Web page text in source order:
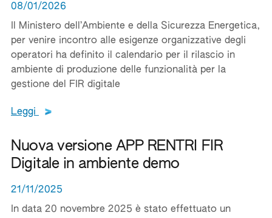
08/01/2026
Il Ministero dell’Ambiente e della Sicurezza Energetica,
per venire incontro alle esigenze organizzative degli
operatori ha definito il calendario per il rilascio in
ambiente di produzione delle funzionalità per la
gestione del FIR digitale
Leggi Leggi tutto il testo del documento
Nuova versione APP RENTRI FIR
Digitale in ambiente demo
21/11/2025
In data 20 novembre 2025 è stato effettuato un